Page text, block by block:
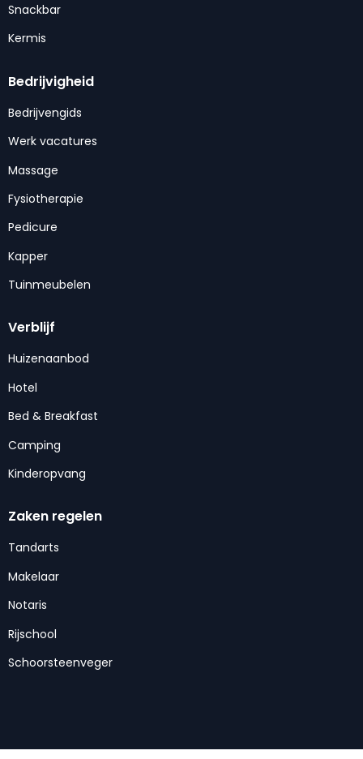
Snackbar
Kermis
Bedrijvigheid
Bedrijvengids
Werk vacatures
Massage
Fysiotherapie
Pedicure
Kapper
Tuinmeubelen
Verblijf
Huizenaanbod
Hotel
Bed & Breakfast
Camping
Kinderopvang
Zaken regelen
Tandarts
Makelaar
Notaris
Rijschool
Schoorsteenveger